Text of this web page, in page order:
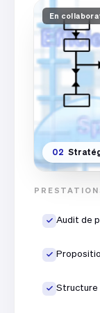
En
02
Audit de
Structure